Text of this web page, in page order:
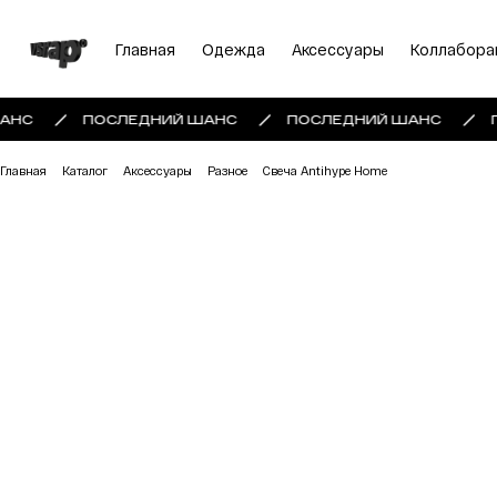
Главная Одежда Аксессуары
ПОСЛЕДНИЙ ШАНС ПОСЛЕДНИЙ ШАНС
Главная Каталог Аксессуары Разное Свеча Antihype Home